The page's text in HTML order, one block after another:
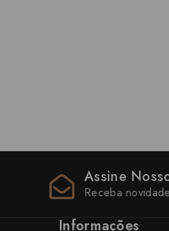
Assine
Receba
Informações